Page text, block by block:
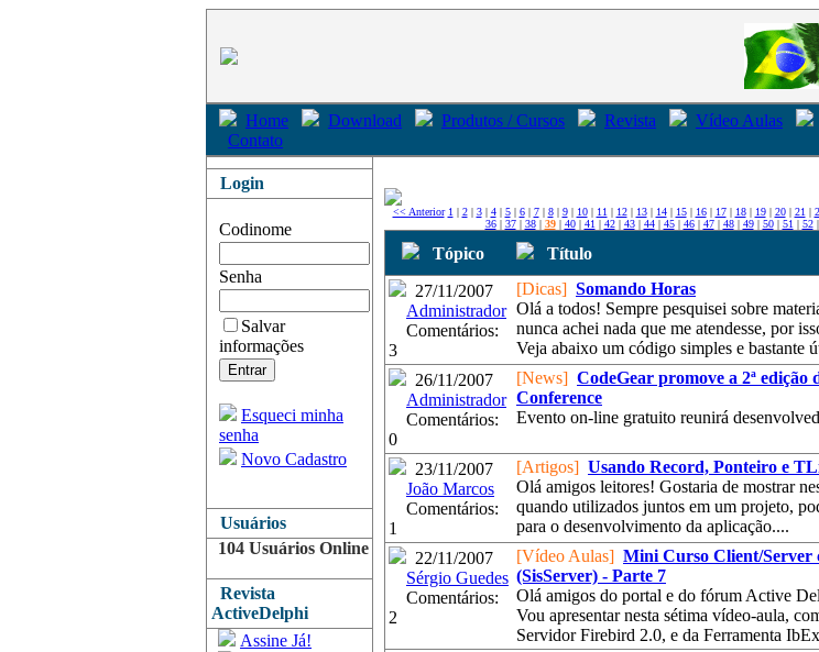
Home Download Produtos / Cursos Revista Vídeo Aulas
Contato
Login
Codinome
Senha
Salvar
informações
Esqueci minha
senha
Novo Cadastro
Usuários
104 Usuários Online
Revista
ActiveDelphi
Assine Já!
<< Anterior 1 | 2| 3| 4| 5| 6| 7| 8| 9| 10| 11 | 12| 13| 14| 15| 16| 17| 18| 19| 20| 21 |
36| 37| 38| 39| 40| 41 | 42| 43| 44| 45| 46| 47| 48| 49| 50| 51 | 52|
Tópico Título
27/11/2007
Administrador
Comentários:
3
[Dicas] Somando Horas
Olá a todos! Sempre pesquisei sobre
nunca achei nada que me atendesse, por
Veja abaixo um código simples e bastante
26/11/2007
Administrador
Comentários:
0
[News] CodeGear promove a 2ª
Conference
Evento on-line gratuito reunirá
23/11/2007
João Marcos
Comentários:
1
[Artigos] Usando Record, Ponteiro e
Olá amigos leitores! Gostaria de mostrar
quando utilizados juntos em um projeto,
para o desenvolvimento da aplicação....
22/11/2007
Sérgio Guedes
Comentários:
2
[Vídeo Aulas] Mini Curso Client/Server
(SisServer) - Parte 7
Olá amigos do portal e do fórum Active
Vou apresentar nesta sétima vídeo-aula,
Servidor Firebird 2.0, e da Ferramenta